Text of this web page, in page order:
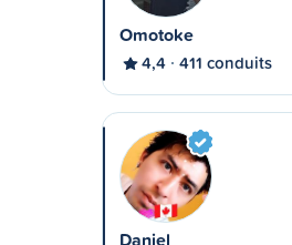
Omotoke
4,4 411 conduits